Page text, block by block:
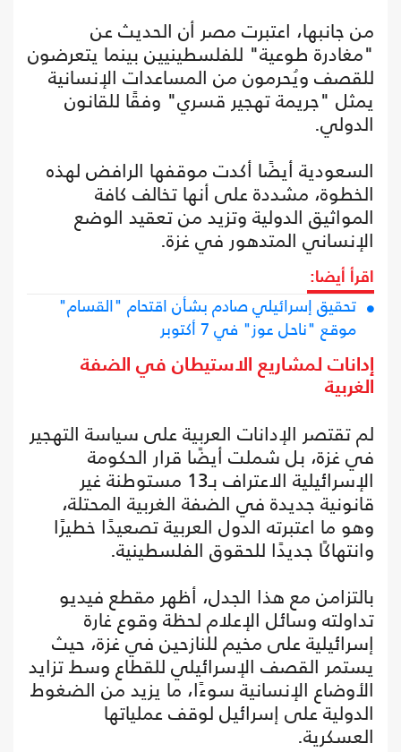
من جانبها، اعتبرت مصر أن الحديث عن
"مغادرة طوعية" للفلسطينيين بينما يتعرضون
للقصف ويُحرمون من المساعدات الإنسانية
يمثل "جريمة تهجير قسري" وفقًا للقانون
الدولي.
السعودية أيضًا أكدت موقفها الرافض لهذه
الخطوة، مشددة على أنها تخالف كافة
المواثيق الدولية وتزيد من تعقيد الوضع
الإنساني المتدهور في غزة.
اقرأ أيضا:
تحقيق إسرائيلي صادم بشأن اقتحام "القسام"
موقع "ناحل عوز" في 7 أكتوبر
إدانات لمشاريع الاستيطان في الضفة
الغربية
لم تقتصر الإدانات العربية على سياسة التهجير
في غزة، بل شملت أيضًا قرار الحكومة
الإسرائيلية الاعتراف بـ13 مستوطنة غير
قانونية جديدة في الضفة الغربية المحتلة،
وهو ما اعتبرته الدول العربية تصعيدًا خطيرًا
وانتهاكًا جديدًا للحقوق الفلسطينية.
بالتزامن مع هذا الجدل، أظهر مقطع فيديو
تداولته وسائل الإعلام لحظة وقوع غارة
إسرائيلية على مخيم للنازحين في غزة، حيث
يستمر القصف الإسرائيلي للقطاع وسط تزايد
الأوضاع الإنسانية سوءًا، ما يزيد من الضغوط
الدولية على إسرائيل لوقف عملياتها
العسكرية.